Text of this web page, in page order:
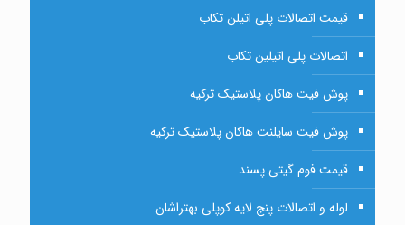
قیمت اتصالات پلی اتیلن تکاب
اتصالات پلی اتیلین تکاب
پوش فیت هاکان پلاستیک ترکیه
پوش فیت سایلنت هاکان پلاستیک ترکیه
قیمت فوم گیتی پسند
لوله و اتصالات پنج لایه کوپلی بهتراشان